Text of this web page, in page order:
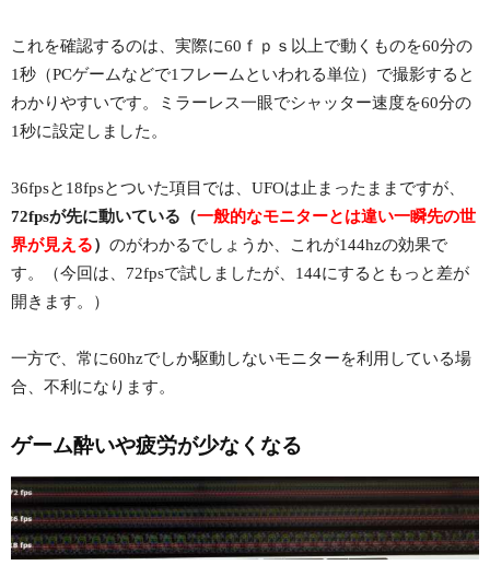
これを確認するのは、実際に60ｆｐｓ以上で動くものを60分の
1秒（PCゲームなどで1フレームといわれる単位）で撮影すると
わかりやすいです。ミラーレス一眼でシャッター速度を60分の
1秒に設定しました。
36fpsと18fpsとついた項目では、UFOは止まったままですが、
72fpsが先に動いている（一般的なモニターとは違い一瞬先の世
界が見える） のがわかるでしょうか、これが144hzの効果で
す。（今回は、72fpsで試しましたが、144にするともっと差が
開きます。）
一方で、常に60hzでしか駆動しないモニターを利用している場
合、不利になります。
ゲーム酔いや疲労が少なくなる